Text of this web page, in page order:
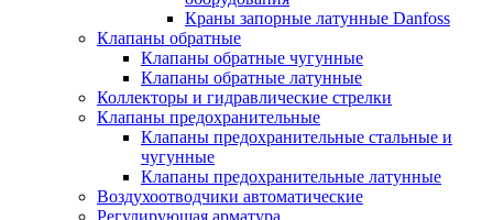
Краны запорные латунные Danfoss
Клапаны обратные
Клапаны обратные чугунные
Клапаны обратные латунные
Коллекторы и гидравлические стрелки
Клапаны предохранительные
Клапаны предохранительные стальные и
чугунные
Клапаны предохранительные латунные
Воздухоотводчики автоматические
Регулирующая арматура